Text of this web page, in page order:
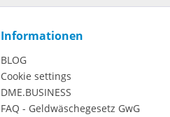
Informationen
BLOG
Cookie settings
DME.BUSINESS
FAQ - Geldwäschegesetz GwG